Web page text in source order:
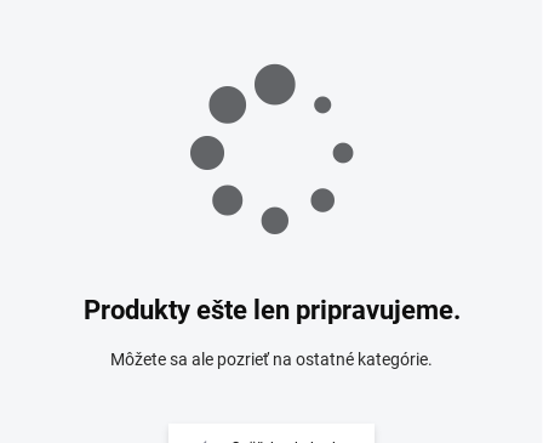
Produkty ešte len pripravujeme.
Môžete sa ale pozrieť na ostatné kategórie.